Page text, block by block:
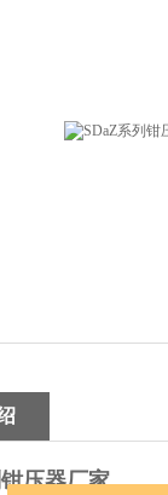
压器厂家